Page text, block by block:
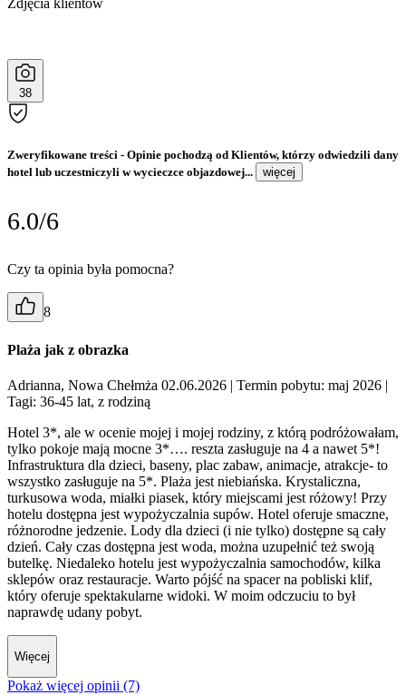
Zdjęcia klientów
38
Zweryfikowane treści - Opinie pochodzą od Klientów, którzy odwiedzili dany
hotel lub uczestniczyli w wycieczce objazdowej...
więcej
6.0/6
Czy ta opinia była pomocna?
8
Plaża jak z obrazka
Adrianna, Nowa Chełmża 02.06.2026 | Termin pobytu: maj 2026 |
Tagi: 36-45 lat, z rodziną
Hotel 3*, ale w ocenie mojej i mojej rodziny, z którą podróżowałam,
tylko pokoje mają mocne 3*…. reszta zasługuje na 4 a nawet 5*!
Infrastruktura dla dzieci, baseny, plac zabaw, animacje, atrakcje- to
wszystko zasługuje na 5*. Plaża jest niebiańska. Krystaliczna,
turkusowa woda, miałki piasek, który miejscami jest różowy! Przy
hotelu dostępna jest wypożyczalnia supów. Hotel oferuje smaczne,
różnorodne jedzenie. Lody dla dzieci (i nie tylko) dostępne są cały
dzień. Cały czas dostępna jest woda, można uzupełnić też swoją
butelkę. Niedaleko hotelu jest wypożyczalnia samochodów, kilka
sklepów oraz restauracje. Warto pójść na spacer na pobliski klif,
który oferuje spektakularne widoki. W moim odczuciu to był
naprawdę udany pobyt.
Więcej
Pokaż więcej opinii (7)